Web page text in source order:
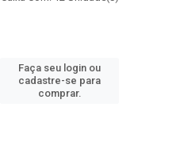
Faça seu login ou
cadastre-se para
comprar.